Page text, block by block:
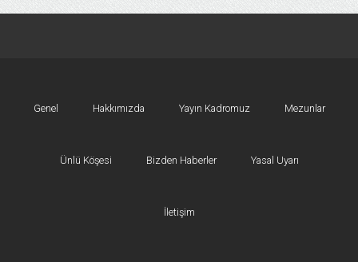
Genel Hakkımızda Yayın Kadromuz Mezunlar
Ünlü Köşesi Bizden Haberler Yasal Uyarı
İletişim